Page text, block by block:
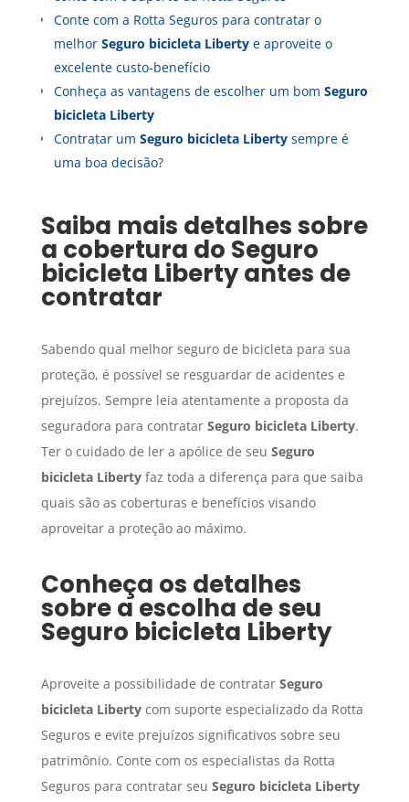
Conte com a Rotta Seguros para contratar o
melhor Seguro bicicleta Libertye aproveite o
excelente custo-benefício
Conheça as vantagens de escolher um bom Seguro
bicicleta Liberty
Contratar um Seguro bicicleta Libertysempre é
uma boa decisão?
Saiba mais detalhes sobre
a cobertura do Seguro
bicicleta Libertyantes de
contratar
Sabendo qual melhor seguro de bicicleta para sua
proteção, é possível se resguardar de acidentes e
prejuízos. Sempre leia atentamente a proposta da
seguradora para contratar Seguro bicicleta Liberty.
Ter o cuidado de ler a apólice de seu Seguro
bicicleta Libertyfaz toda a diferença para que saiba
quais são as coberturas e benefícios visando
aproveitar a proteção ao máximo.
Conheça os detalhes
sobre a escolha de seu
Seguro bicicleta Liberty
Aproveite a possibilidade de contratar Seguro
bicicleta Libertycom suporte especializado da Rotta
Seguros e evite prejuízos significativos sobre seu
patrimônio. Conte com os especialistas da Rotta
Seguros para contratar seu Seguro bicicleta Liberty